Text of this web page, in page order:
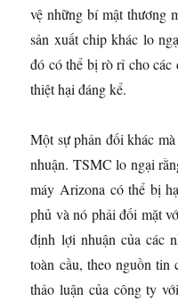
vệ những bí mật thương
sản xuất chip khác lo
đó có thể bị rò rỉ cho
thiệt hại đáng kể.
Một sự phản đối khác
nhuận. TSMC lo ngại
máy Arizona có thể bị
phủ và nó phải đối mặt
định lợi nhuận của các
toàn cầu, theo nguồn tin
thảo luận của công ty